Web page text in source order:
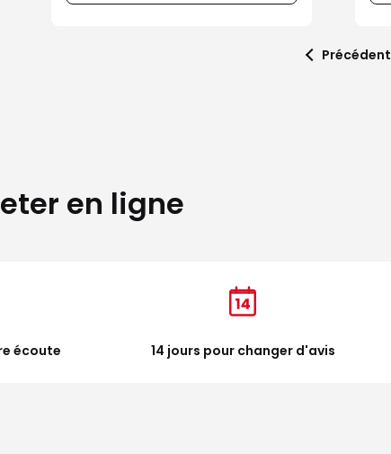
Précédent
en ligne
écoute 14 jours pour changer d'avis